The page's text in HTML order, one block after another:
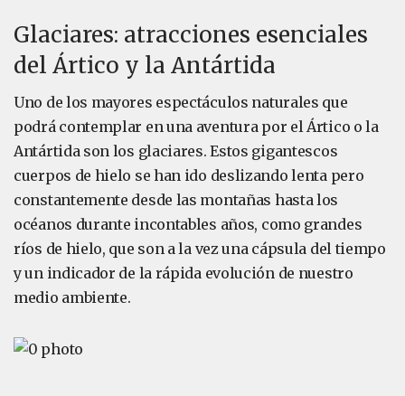
Glaciares: atracciones esenciales
del Ártico y la Antártida
Uno de los mayores espectáculos naturales que
podrá contemplar en una aventura por el Ártico o la
Antártida son los glaciares. Estos gigantescos
cuerpos de hielo se han ido deslizando lenta pero
constantemente desde las montañas hasta los
océanos durante incontables años, como grandes
ríos de hielo, que son a la vez una cápsula del tiempo
y un indicador de la rápida evolución de nuestro
medio ambiente.